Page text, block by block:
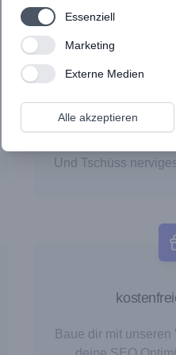
Canva
Du kannst direkt
Canva gestalten,
Und Tschüss
Baue dir mit
Use settingEssenziell
Use settingMarketing
Use settingExterne Medien
Alle akzeptieren